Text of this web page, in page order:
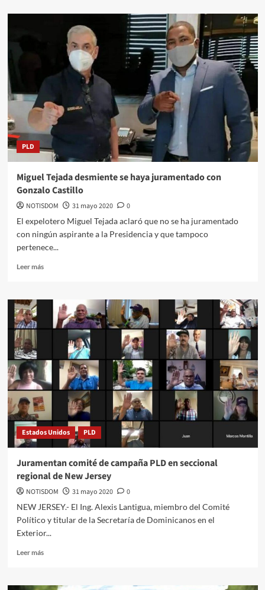
PLD
Miguel Tejada desmiente se haya juramentado con
Gonzalo Castillo
NOTISDOM 31 mayo 2020
0
El expelotero Miguel Tejada aclaró que no se ha juramentado
con ningún aspirante a la Presidencia y que tampoco
pertenece...
Leer más
Estados Unidos PLD
Juramentan comité de campaña PLD en seccional
regional de New Jersey
NOTISDOM 31 mayo 2020
0
NEW JERSEY.- El Ing. Alexis Lantigua, miembro del Comité
Político y titular de la Secretaría de Dominicanos en el
Exterior...
Leer más